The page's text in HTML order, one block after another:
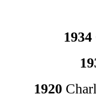
1934
1920